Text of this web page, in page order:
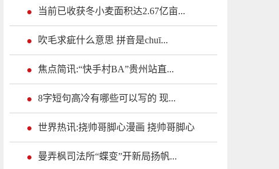
当前已收获冬小麦面积达2.67亿亩...
吹毛求疵什么意思 拼音是chuī...
焦点简讯:“快手村BA”贵州站直...
8字短句高冷有哪些可以写的 现...
世界热讯:挠帅哥脚心漫画 挠帅哥脚心
曼弄枫司法所“蝶变”开新局扬帆...